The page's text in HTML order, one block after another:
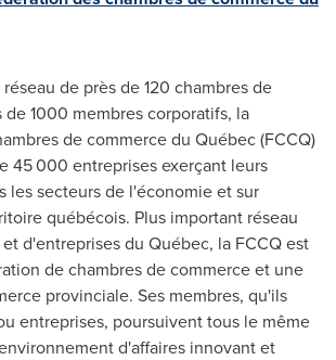
de près de 120 chambres de
1000 membres corporatifs, la
de commerce du Québec (FCCQ)
45 000 entreprises exerçant leurs
les secteurs de l'économie et sur
québécois. Plus important réseau
d'entreprises du Québec, la FCCQ est
de chambres de commerce et une
provinciale. Ses membres, qu'ils
entreprises, poursuivent tous le même
d'affaires innovant et